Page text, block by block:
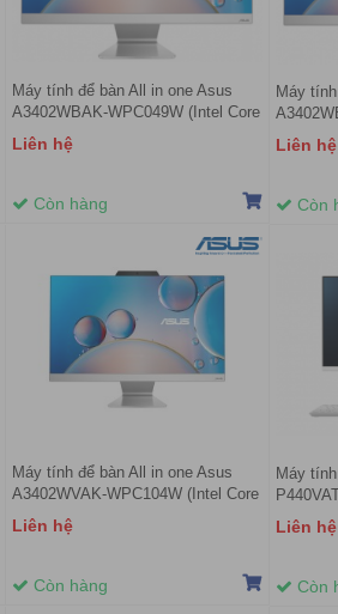
Máy tính để bàn All in one Asus
A3402WBAK-WPC049W (Intel Core
i5-1235U | 8GB | 512GB | 23.8 inch
FHD | Win 11 | Trắng)
Liên hệ
Còn hàng
Máy
i3-
| 23.8
Liên hệ
Còn
Máy tính để bàn All in one Asus
A3402WVAK-WPC104W (Intel Core
i5-1335U | 8GB | 512GB | 23.8 inch
FHD | Win 11 | Trắng)
Liên hệ
Còn hàng
Máy
13420H
| 23.8
Liên hệ
Còn